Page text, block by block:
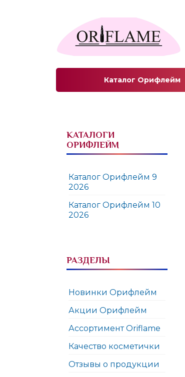
Каталог Орифлейм
КАТАЛОГИ
ОРИФЛЕЙМ
Каталог Орифлейм 9
2026
Каталог Орифлейм 10
2026
РАЗДЕЛЫ
Новинки Орифлейм
Акции Орифлейм
Ассортимент Oriflame
Качество косметички
Отзывы о продукции